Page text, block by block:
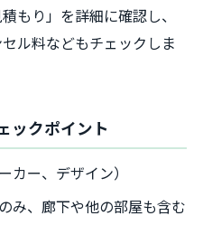
もり」を詳細に確認し、
ル料などもチェックしま
ックポイント
カー、デザイン）
み、廊下や他の部屋も含む